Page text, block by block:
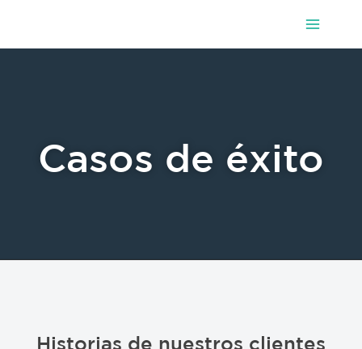
Main
Menu
Casos de éxito
Historias de nuestros clientes